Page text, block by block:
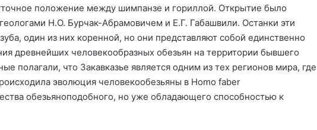
положение между шимпанзе и гориллой. Открытие было
Н.О. Бурчак-Абрамовичем и Е.Г. Габашвили. Останки эти
один из них коренной, но они представляют собой единственно
древнейших человекообразных обезьян на территории бывшего
полагали, что Закавказье является одним из тех регионов мира, где
эволюция человекообезьяны в Homo faber
обезьяноподобного, но уже обладающего способностью к